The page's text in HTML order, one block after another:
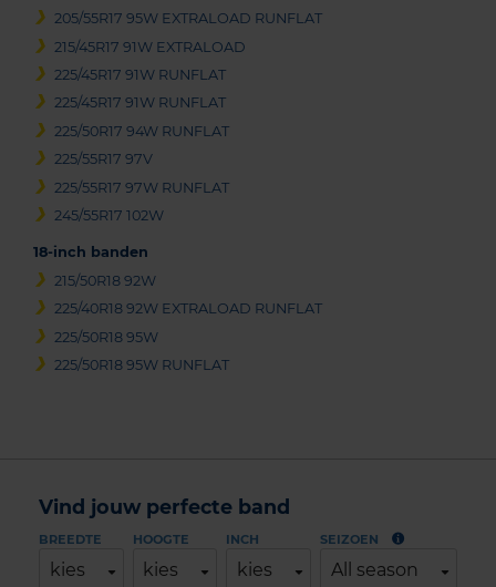
205/55R17 95W EXTRALOAD RUNFLAT
215/45R17 91W EXTRALOAD
225/45R17 91W RUNFLAT
225/45R17 91W RUNFLAT
225/50R17 94W RUNFLAT
225/55R17 97V
225/55R17 97W RUNFLAT
245/55R17 102W
18-inch banden
215/50R18 92W
225/40R18 92W EXTRALOAD RUNFLAT
225/50R18 95W
225/50R18 95W RUNFLAT
Vind jouw perfecte band
BREEDTE
kies
HOOGTE
kies
INCH
kies
SEIZOEN
All season